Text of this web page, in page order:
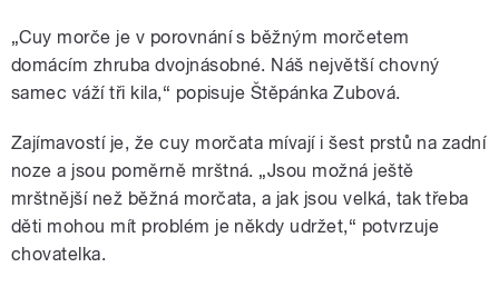
„Cuy morče je v porovnání s běžným morčetem
domácím zhruba dvojnásobné. Náš největší chovný
samec váží tři kila,“ popisuje Štěpánka Zubová.
Zajímavostí je, že cuy morčata mívají i šest prstů na zadní
noze a jsou poměrně mrštná. „Jsou možná ještě
mrštnější než běžná morčata, a jak jsou velká, tak třeba
děti mohou mít problém je někdy udržet,“ potvrzuje
chovatelka.